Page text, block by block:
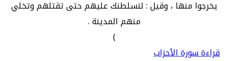
يخرجوا منها ، وقيل : لنسلطنك عليهم حتى تقتلهم وتخلي
منهم المدينة .
)
قراءة سورة الأحزاب